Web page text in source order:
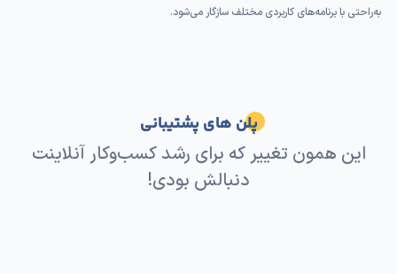
به‌راحتی با برنامه‌های کاربردی مختلف سازگار می‌شود.
پلن های پشتیبانی
این همون تغییر که برای رشد کسب‌وکار آنلاینت
دنبالش بودی!